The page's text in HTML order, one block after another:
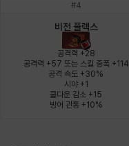
크레이버
펠릭스
#4
비전 플렉스
공격력 +28
공격력 +57 또는 스킬 증폭 +114
공격 속도 +30%
시야 +1
쿨다운 감소 +15
방어 관통 +10%